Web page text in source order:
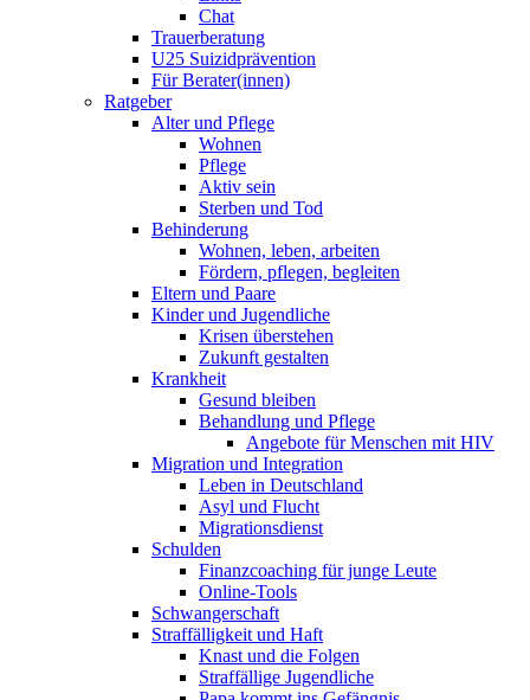
Chat
Trauerberatung
U25 Suizidprävention
Für Berater(innen)
Ratgeber
Alter und Pflege
Wohnen
Pflege
Aktiv sein
Sterben und Tod
Behinderung
Wohnen, leben, arbeiten
Fördern, pflegen, begleiten
Eltern und Paare
Kinder und Jugendliche
Krisen überstehen
Zukunft gestalten
Krankheit
Gesund bleiben
Behandlung und Pflege
Angebote für Menschen mit HIV
Migration und Integration
Leben in Deutschland
Asyl und Flucht
Migrationsdienst
Schulden
Finanzcoaching für junge Leute
Online-Tools
Schwangerschaft
Straffälligkeit und Haft
Knast und die Folgen
Straffällige Jugendliche